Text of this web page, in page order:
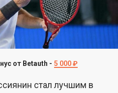
от Betauth - 5 000 ₽
стал лучшим в